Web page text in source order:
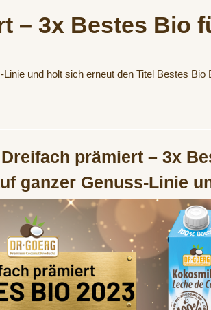
– 3x Bestes Bio
und holt sich erneut den Titel Bestes
Dreifach prämiert – 3x
ganzer Genuss-Linie